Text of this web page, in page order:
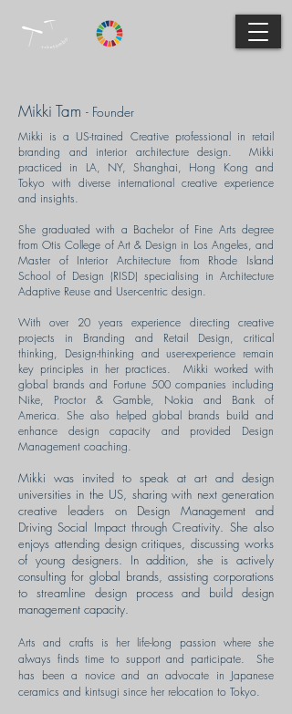
Mikki Tam - Founder
Mikki is a US-trained Creative professional in retail
branding and interior architecture design. Mikki
practiced in LA, NY, Shanghai, Hong Kong and
Tokyo with diverse international creative experience
and insights.
She graduated with a Bachelor of Fine Arts degree
from Otis College of Art & Design in Los Angeles, and
Master of Interior Architecture from Rhode Island
School of Design (RISD) specialising in Architecture
Adaptive Reuse and User-centric design.
With over 20 years experience directing creative
projects in Branding and Retail Design, critical
thinking, Design-thinking and user-experience remain
key principles in her practices. Mikki worked with
global brands and Fortune 500 companies including
Nike, Proctor & Gamble, Nokia and Bank of
America. She also helped global brands build and
enhance design capacity and provided Design
Management coaching.
Mikki was invited to speak at art and design
universities in the US, sharing with next generation
creative leaders on Design Management and
Driving Social Impact through Creativity. She also
enjoys attending design critiques, discussing works
of young designers. In addition, she is actively
consulting for global brands, assisting corporations
to streamline design process and build design
management capacity.
Arts and crafts is her life-long passion where she
always finds time to support and participate. She
has been a novice and an advocate in Japanese
ceramics and kintsugi since her relocation to Tokyo.